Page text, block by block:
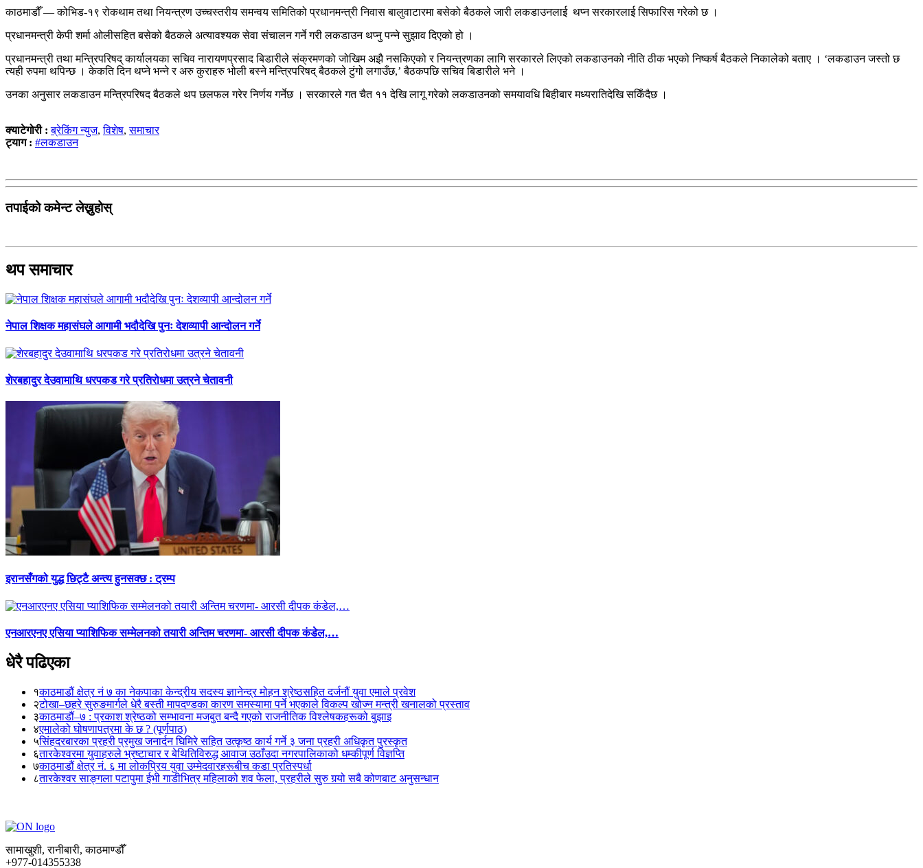
काठमाडौँ — कोभिड-१९ रोकथाम तथा नियन्त्रण उच्चस्तरीय समन्वय समितिको प्रधानमन्त्री निवास बालुवाटारमा बसेको बैठकले जारी लकडाउनलाई थप्न सरकारलाई सिफारिस गरेको छ ।
प्रधानमन्त्री केपी शर्मा ओलीसहित बसेको बैठकले अत्यावश्यक सेवा संचालन गर्ने गरी लकडाउन थप्नु पन्ने सुझाव दिएको हो ।
प्रधानमन्त्री तथा मन्त्रिपरिषद् कार्यालयका सचिव नारायणप्रसाद बिडारीले संक्रमणको जोखिम अझै नसकिएको र नियन्त्रणका लागि सरकारले लिएको लकडाउनको नीति ठीक भएको निष्कर्ष बैठकले निकालेको बताए । ‘लकडाउन जस्तो छ
त्यही रुपमा थपिन्छ । केकति दिन थप्ने भन्ने र अरु कुराहरु भोली बस्ने मन्त्रिपरिषद् बैठकले टुंगो लगाउँछ,’ बैठकपछि सचिव बिडारीले भने ।
उनका अनुसार लकडाउन मन्त्रिपरिषद बैठकले थप छलफल गरेर निर्णय गर्नेछ । सरकारले गत चैत ११ देखि लागू गरेको लकडाउनको समयावधि बिहीबार मध्यरातिदेखि सकिँदैछ ।
क्याटेगोरी :ब्रेकिंग न्युज,विशेष,समाचार
ट्याग : #लकडाउन
तपाईको कमेन्ट लेख्नुहोस्
थप समाचार
नेपाल शिक्षक महासंघले आगामी भदौदेखि पुनः देशव्यापी आन्दोलन गर्ने
शेरबहादुर देउवामाथि धरपकड गरे प्रतिरोधमा उत्रने चेतावनी
इरानसँगको युद्ध छिट्टै अन्त्य हुनसक्छ : ट्रम्प
एनआरएनए एसिया प्याशिफिक सम्मेलनको तयारी अन्तिम चरणमा- आरसी दीपक कंडेल,…
धेरै पढिएका
१काठमाडौं क्षेत्र नं ७ का नेकपाका केन्द्रीय सदस्य ज्ञानेन्द्र मोहन श्रेष्ठसहित दर्जनौं युवा एमाले प्रवेश
२टोखा–छहरे सुरुङमार्गले धेरै बस्ती मापदण्डका कारण समस्यामा पर्ने भएकाले विकल्प खोज्न मन्त्री खनालको प्रस्ताव
३काठमाडौं–७ : प्रकाश श्रेष्ठको सम्भावना मजबुत बन्दै गएको राजनीतिक विश्लेषकहरूको बुझाइ
४एमालेको घोषणापत्रमा के छ ? (पूर्णपाठ)
५सिंहदरबारका प्रहरी प्रमुख जनार्दन घिमिरे सहित उत्कृष्ठ कार्य गर्ने ३ जना प्रहरी अधिकृत पुरस्कृत
६तारकेश्वरमा युवाहरुले भ्रष्टाचार र बेथितिविरुद्ध आवाज उठाँउदा नगरपालिकाको धम्कीपूर्ण विज्ञप्ति
७काठमाडौं क्षेत्र नं. ६ मा लोकप्रिय युवा उम्मेदवारहरूबीच कडा प्रतिस्पर्धा
८तारकेश्वर साङ्गला पटापुमा ईभी गाडीभित्र महिलाको शव फेला, प्रहरीले सुरु गर्‍यो सबै कोणबाट अनुसन्धान
सामाखुशी, रानीबारी, काठमाण्डौँ
+977-014355338